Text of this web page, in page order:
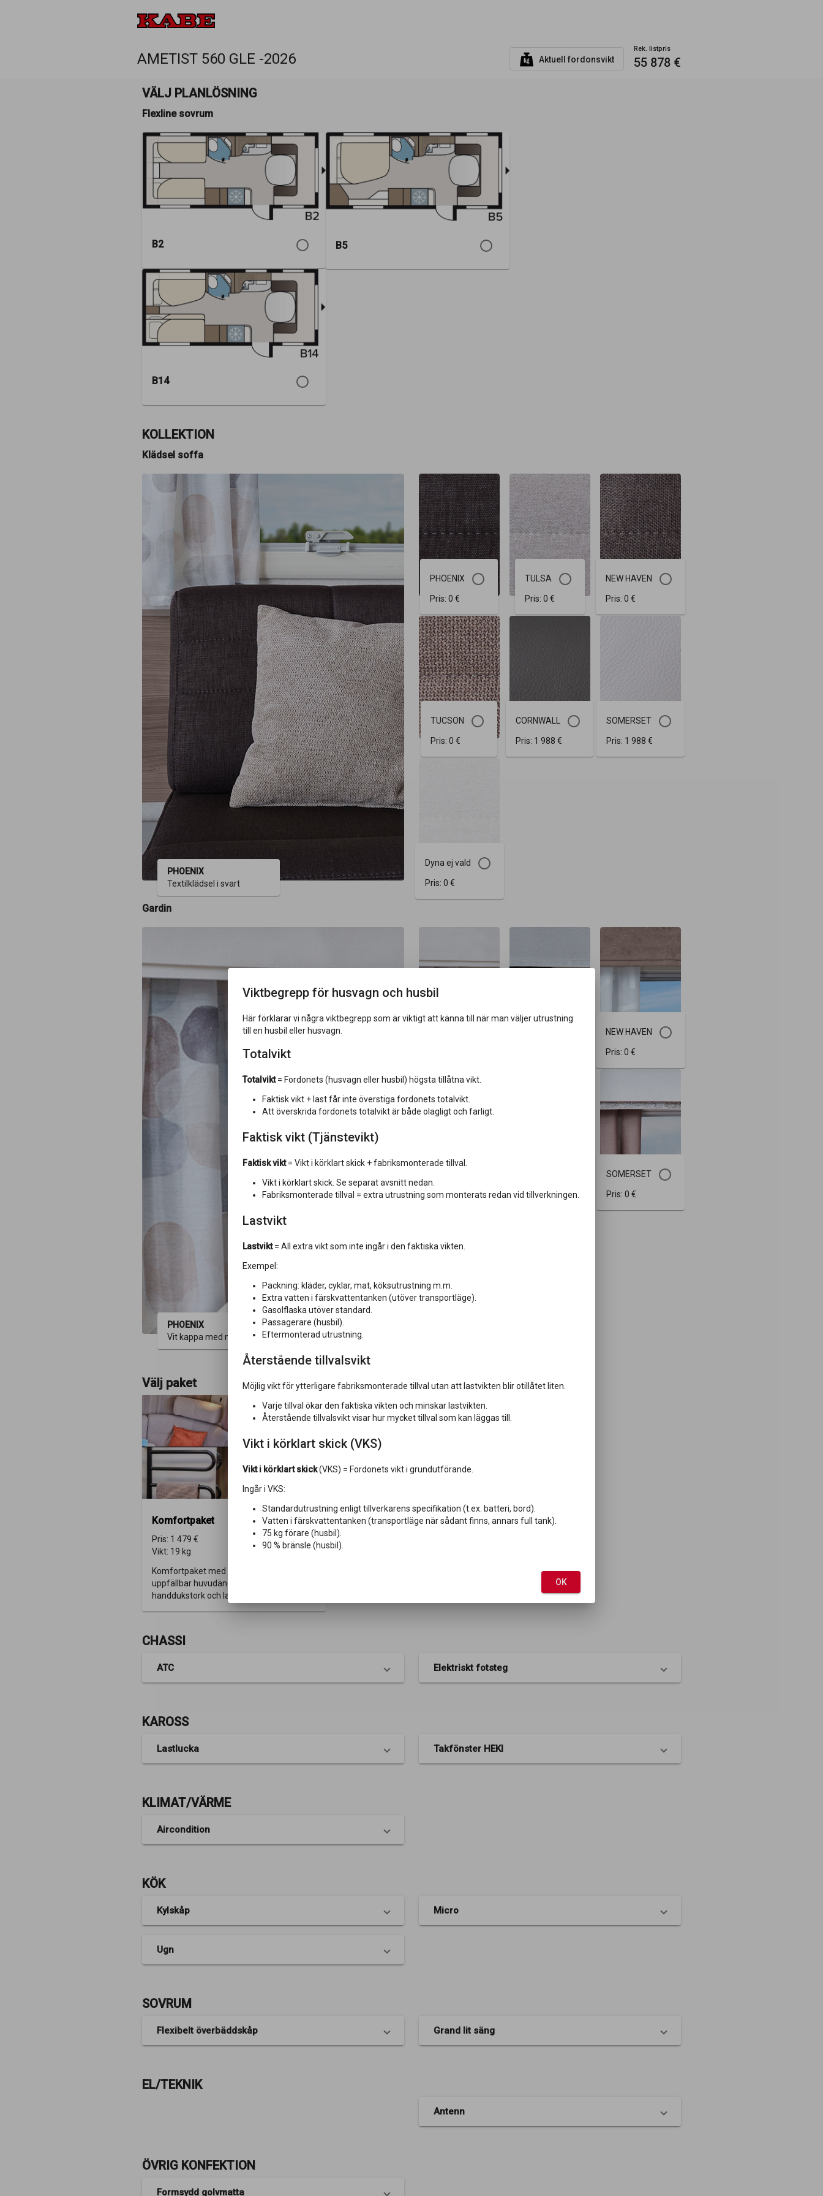
AMETIST 560 GLE -2026 Aktuell fordonsvikt
Rek. listpris
55 878 €
VÄLJ PLANLÖSNING
Flexline sovrum
B2 B5
B14
KOLLEKTION
Klädsel soffa
PHOENIX
Textilklädsel i svart
PHOENIX
Pris: 0 €
TULSA
Pris: 0 €
NEW HAVEN
Pris: 0 €
TUCSON
Pris: 0 €
CORNWALL
Pris: 1 988 €
SOMERSET
Pris: 1 988 €
Dyna ej vald
Pris: 0 €
Gardin
PHOENIX
Vit kappa med mönstrad ljus gardin.
NEW HAVEN
Pris: 0 €
Pris:0 € Pris:0 €
SOMERSET
Pris: 0 €
Välj paket
Komfortpaket
Pris: 1 479 €
Vikt: 19 kg
Komfortpaket med nackkuddar, elektriskt
uppfällbar huvudända på säng,
handdukstork och lastlucka (ej vid B8)
CHASSI
ATC Elektriskt fotsteg
KAROSS
Lastlucka Takfönster HEKI
KLIMAT/VÄRME
Aircondition
KÖK
Kylskåp Micro
Ugn
SOVRUM
Flexibelt överbäddskåp Grand lit säng
EL/TEKNIK
Antenn
ÖVRIG KONFEKTION
Formsydd golvmatta
Viktbegrepp för husvagn och husbil
Här förklarar vi några viktbegrepp som är viktigt att känna till när man väljer utrustning
till en husbil eller husvagn.
Totalvikt
Totalvikt= Fordonets (husvagn eller husbil) högsta tillåtna vikt.
Faktisk vikt + last får inte överstiga fordonets totalvikt.
Att överskrida fordonets totalvikt är både olagligt och farligt.
Faktisk vikt (Tjänstevikt)
Faktisk vikt= Vikt i körklart skick + fabriksmonterade tillval.
Vikt i körklart skick. Se separat avsnitt nedan.
Fabriksmonterade tillval = extra utrustning som monterats redan vid tillverkningen.
Lastvikt
Lastvikt= All extra vikt som inte ingår i den faktiska vikten.
Exempel:
Packning: kläder, cyklar, mat, köksutrustning m.m.
Extra vatten i färskvattentanken (utöver transportläge).
Gasolflaska utöver standard.
Passagerare (husbil).
Eftermonterad utrustning.
Återstående tillvalsvikt
Möjlig vikt för ytterligare fabriksmonterade tillval utan att lastvikten blir otillåtet liten.
Varje tillval ökar den faktiska vikten och minskar lastvikten.
Återstående tillvalsvikt visar hur mycket tillval som kan läggas till.
Vikt i körklart skick (VKS)
Vikt i körklart skick(VKS) = Fordonets vikt i grundutförande.
Ingår i VKS:
Standardutrustning enligt tillverkarens specifikation (t.ex. batteri, bord).
Vatten i färskvattentanken (transportläge när sådant finns, annars full tank).
75 kg förare (husbil).
90 % bränsle (husbil).
OK